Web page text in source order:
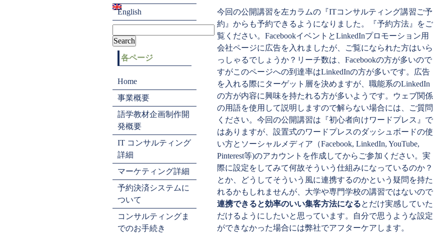
今回の公開講習を左カラムの『ITコンサルティング講習ご予
約』からも予約できるようになりました。『予約方法』をご
覧ください。FacebookイベントとLinkedInプロモーション用
会社ページに広告を入れましたが、ご覧になられた方はいら
っしゃるでしょうか？リーチ数は、Facebookの方が多いので
すがこのページへの到達率はLinkedInの方が多いです。広告
を入れる際にターゲット層を決めますが、職能系のLinkedIn
の方が内容に興味を持たれる方が多いようです。ウェブ関係
の用語を使用して説明しますので解らない場合には、ご質問
ください。今回の公開講習は『初心者向けワードプレス』で
はありますが、設置式のワードプレスのダッシュボードの使
い方とソーシャルメディア（Facebook, LinkedIn, YouTube,
Pinterest等)のアカウントを作成してからご参加ください。実
際に設定をしてみて何故そういう仕組みになっているのか？
とか、どうしてそういう風に連携するのかという疑問を持た
れるかもしれませんが、大学や専門学校の講習ではないので
連携できると効率のいい集客方法になるとだけ実感していた
だけるようにしたいと思っています。自分で思うような設定
ができなかった場合には弊社でアフターケアします。
English
各ページ
Home
事業概要
語学教材企画制作開
発概要
IT コンサルティング
詳細
マーケティング詳細
予約決済システムに
ついて
コンサルティングま
でのお手続き